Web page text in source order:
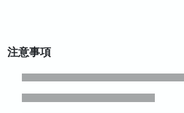
注意事項